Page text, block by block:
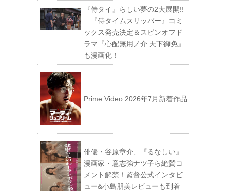
『侍タイ』らしい夢の2大展開!!
『侍タイムスリッパー』コミ
ックス発売決定＆スピンオフド
ラマ『心配無用ノ介 天下御免』
も漫画化！
Prime Video 2026年7月新着作品
俳優・谷原章介、『るなしい』
漫画家・意志強ナツ子ら絶賛コ
メント解禁！監督公式インタビ
ュー&小島朋美レビューも到着